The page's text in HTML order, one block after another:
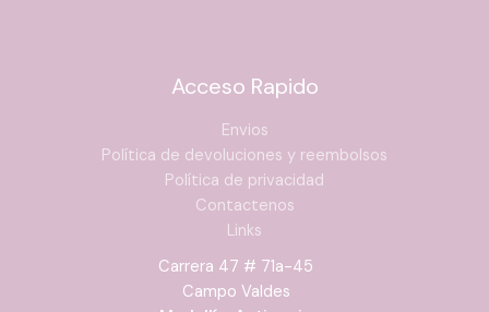
Acceso Rapido
Envios
Política de devoluciones y reembolsos
Política de privacidad
Contactenos
Links
Carrera 47 # 71a-45
Campo Valdes